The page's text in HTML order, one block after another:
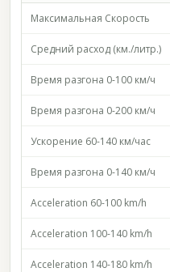
Максимальная Скорость
Средний расход (км./литр.)
Время разгона 0-100 км/ч
Время разгона 0-200 км/ч
Ускорение 60-140 км/час
Время разгона 0-140 км/ч
Acceleration 60-100 km/h
Acceleration 100-140 km/h
Acceleration 140-180 km/h